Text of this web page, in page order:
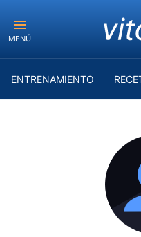
MENÚ
ENTRENAMIENTO